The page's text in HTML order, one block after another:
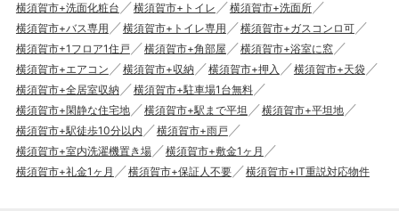
横須賀市+洗面化粧台
横須賀市+トイレ
横須賀市+洗面所
横須賀市+バス専用
横須賀市+トイレ専用
横須賀市+ガスコンロ可
横須賀市+1フロア1住戸
横須賀市+角部屋
横須賀市+浴室に窓
横須賀市+エアコン
横須賀市+収納 横須賀市+押入
横須賀市+天袋
横須賀市+全居室収納
横須賀市+駐車場1台無料
横須賀市+閑静な住宅地
横須賀市+駅まで平坦
横須賀市+平坦地
横須賀市+駅徒歩10分以内
横須賀市+雨戸
横須賀市+室内洗濯機置き場
横須賀市+敷金1ヶ月
横須賀市+礼金1ヶ月
横須賀市+保証人不要 横須賀市+IT重説対応物件